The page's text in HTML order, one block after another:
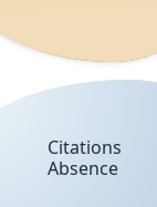
Citations
Absence